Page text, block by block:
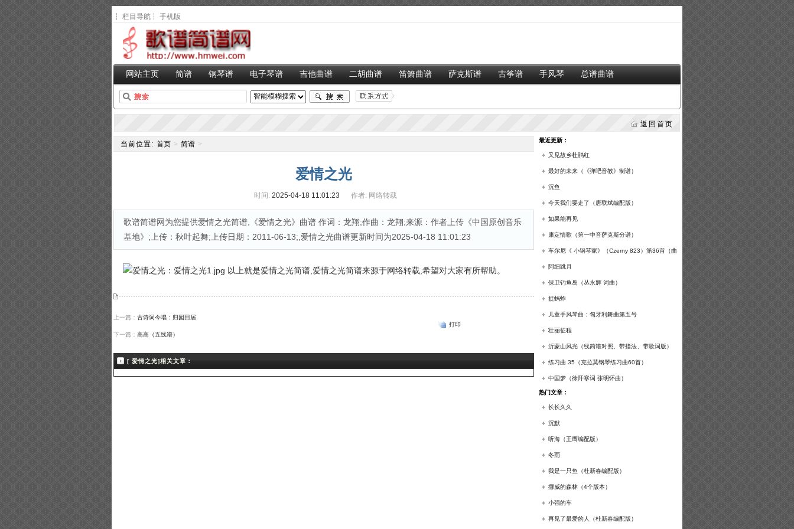
┆ 栏目导航 ┆ 手机版
网站主页 简谱 钢琴谱 电子琴谱 吉他曲谱 二胡曲谱 笛箫曲谱 萨克斯谱 古筝谱 手风琴 总谱曲谱
返回首页
当前位置: 首页 > 简谱 >
爱情之光
时间: 2025-04-18 11:01:23 作者: 网络转载
歌谱简谱网为您提供爱情之光简谱,《爱情之光》曲谱 作词：龙翔;作曲：龙翔;来源：作者上传《中国原创音乐
基地》;上传：秋叶起舞;上传日期：2011-06-13;,爱情之光曲谱更新时间为2025-04-18 11:01:23
以上就是爱情之光简谱,爱情之光简谱来源于网络转载,希望对大家有所帮助。
上一篇： 古诗词今唱：归园田居
下一篇： 高高（五线谱）
打印
[ 爱情之光]相关文章：
最近更新：
又见故乡杜鹃红
最好的未来（《弹吧音教》制谱）
沉鱼
今天我们要走了（唐联斌编配版）
如果能再见
康定情歌（第一中音萨克斯分谱）
车尔尼《 小钢琴家》（Czerny 823）第36首（曲
谱及练习提示）
阿细跳月
保卫钓鱼岛（丛永辉 词曲）
捉蚂蚱
儿童手风琴曲：匈牙利舞曲第五号
壮丽征程
沂蒙山风光（线简谱对照、带指法、带歌词版）
练习曲 35（克拉莫钢琴练习曲60首）
中国梦（徐阡寒词 张明怀曲）
热门文章：
长长久久
沉默
听海（王鹰编配版）
冬雨
我是一只鱼（杜新春编配版）
挪威的森林（4个版本）
小强的车
再见了最爱的人（杜新春编配版）